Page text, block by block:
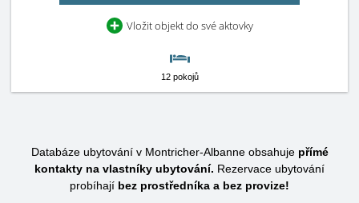
Vložit objekt do své aktovky
12 pokojů
Databáze ubytování v Montricher-Albanne obsahuje přímé
kontakty na vlastníky ubytování. Rezervace ubytování
probíhají bez prostředníka a bez provize!